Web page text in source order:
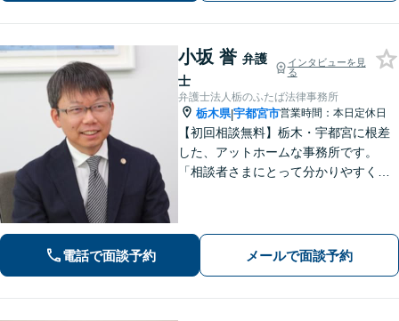
小坂 誉 弁護
士
インタビューを見
る
弁護士法人栃のふたば法律事務所
栃木県|宇都宮市営業時間：本日定休日
【初回相談無料】栃木・宇都宮に根差
した、アットホームな事務所です。
「相談者さまにとって分かりやすく説
気軽にご相談ください【無料駐車場あ
り】
電話で面談予約 メールで面談予約